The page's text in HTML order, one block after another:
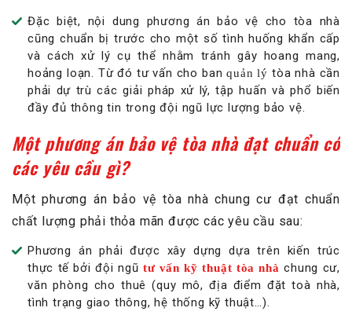
Đặc biệt, nội dung phương án bảo vệ cho tòa nhà
cũng chuẩn bị trước cho một số tình huống khẩn cấp
và cách xử lý cụ thể nhằm tránh gây hoang mang,
hoảng loạn. Từ đó tư vấn cho banquản lý tòa nhà cần
phải dự trù các giải pháp xử lý, tập huấn và phổ biến
đầy đủ thông tin trong đội ngũ lực lượng bảo vệ.
Một phương án bảo vệ tòa nhà đạt chuẩn có
các yêu cầu gì?
Một phương án bảo vệ tòa nhà chung cư đạt chuẩn
chất lượng phải thỏa mãn được các yêu cầu sau:
Phương án phải được xây dựng dựa trên kiến trúc
thực tế bởi đội ngũ tư vấn kỹ thuật tòa nhà chung cư,
văn phòng cho thuê (quy mô, địa điểm đặt toà nhà,
tình trạng giao thông, hệ thống kỹ thuật…).